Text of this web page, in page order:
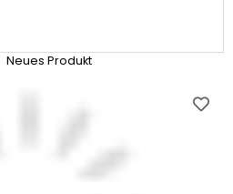
Neues Produkt